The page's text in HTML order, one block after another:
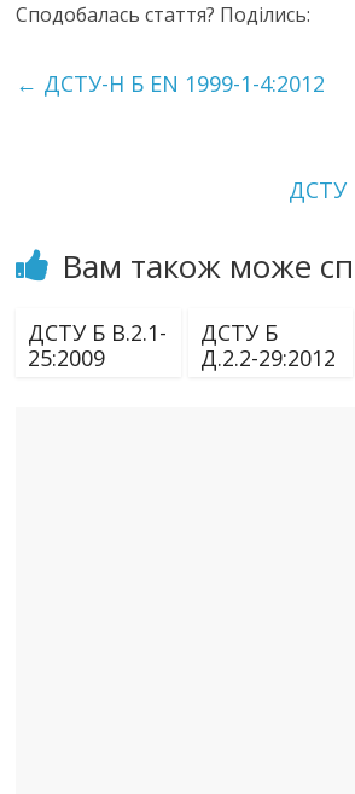
Сподобалась стаття? Поділись:
← ДСТУ-Н Б EN 1999-1-4:2012
ДСТУ
Вам також може
ДСТУ Б В.2.1-
25:2009
ДСТУ Б
Д.2.2-29:2012